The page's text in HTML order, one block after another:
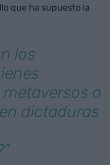
que ha supuesto la
los
o
dictaduras